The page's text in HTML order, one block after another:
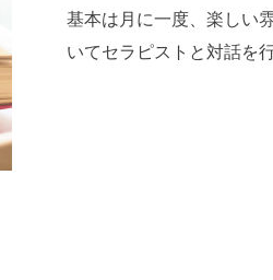
基本は月に一度、楽しい
いてセラピストと対話を